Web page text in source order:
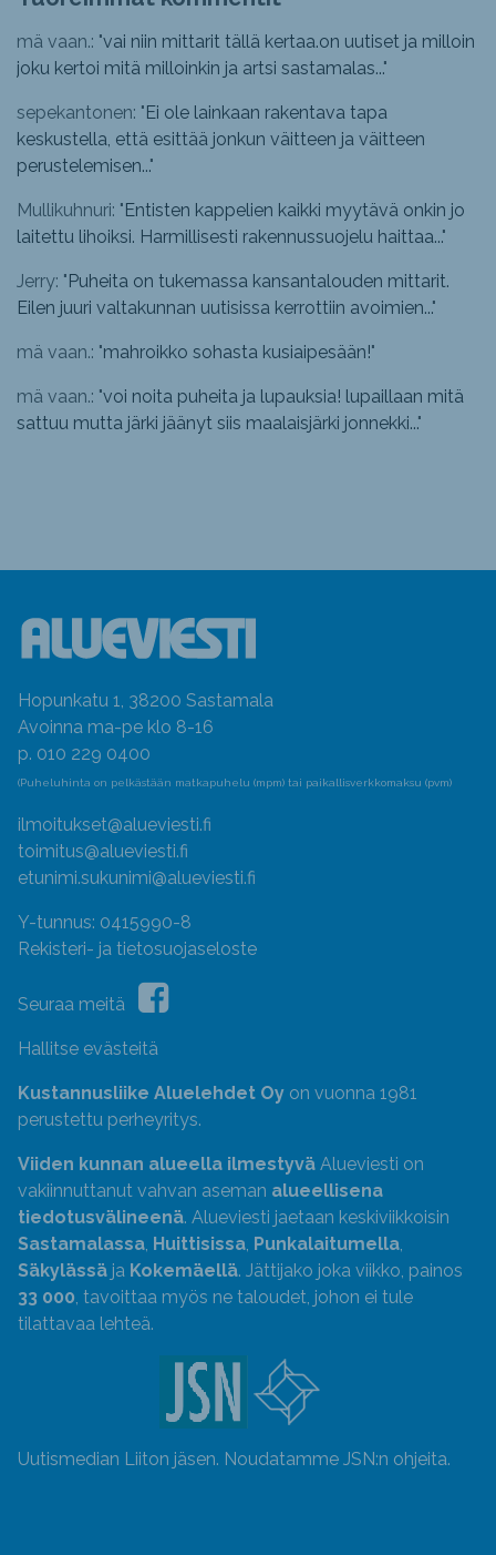
mä vaan.: "vai niin mittarit tällä kertaa.on uutiset ja milloin
joku kertoi mitä milloinkin ja artsi sastamalas..."
sepekantonen: " Ei ole lainkaan rakentava tapa
keskustella, että esittää jonkun väitteen ja väitteen
perustelemisen..."
Mullikuhnuri: " Entisten kappelien kaikki myytävä onkin jo
laitettu lihoiksi. Harmillisesti rakennussuojelu haittaa..."
Jerry: " Puheita on tukemassa kansantalouden mittarit.
Eilen juuri valtakunnan uutisissa kerrottiin avoimien..."
mä vaan.: "mahroikko sohasta kusiaipesään!"
mä vaan.: "voi noita puheita ja lupauksia! lupaillaan mitä
sattuu mutta järki jäänyt siis maalaisjärki jonnekki..."
Hopunkatu 1, 38200 Sastamala
Avoinna ma-pe klo 8-16
p. 010 229 0400
(Puheluhinta on pelkästään matkapuhelu (mpm) tai paikallisverkkomaksu (pvm)
ilmoitukset@alueviesti.fi
toimitus@alueviesti.fi
etunimi.sukunimi@alueviesti.fi
Y-tunnus: 0415990-8
Rekisteri- ja tietosuojaseloste
Seuraa meitä
Hallitse evästeitä
Kustannusliike Aluelehdet Oy on vuonna 1981
perustettu perheyritys.
Viiden kunnan alueella ilmestyvä Alueviesti on
vakiinnuttanut vahvan aseman alueellisena
tiedotusvälineenä. Alueviesti jaetaan keskiviikkoisin
Sastamalassa, Huittisissa, Punkalaitumella,
Säkylässä ja Kokemäellä. Jättijako joka viikko, painos
33 000, tavoittaa myös ne taloudet, johon ei tule
tilattavaa lehteä.
Uutismedian Liiton jäsen. Noudatamme JSN:n ohjeita.